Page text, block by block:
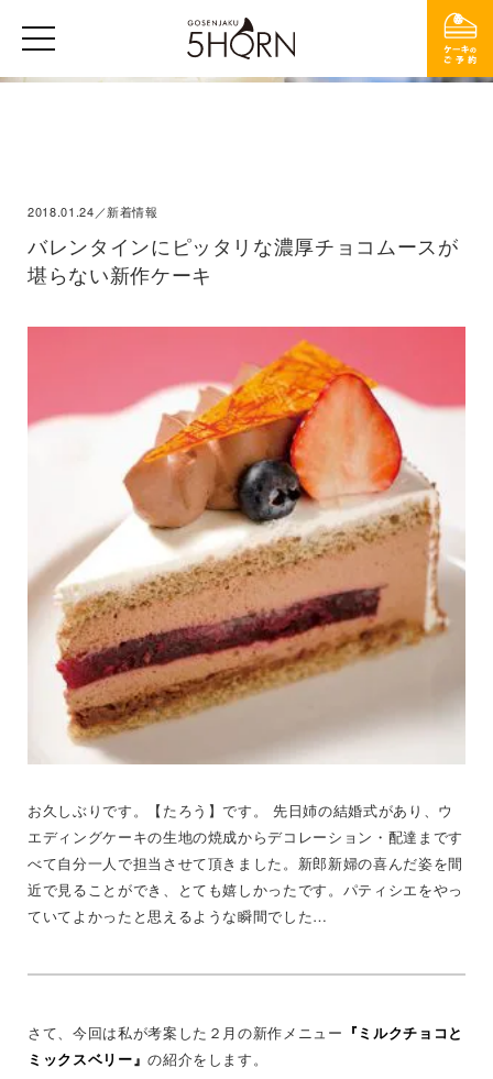
2018.01.24／新着情報
バレンタインにピッタリな濃厚チョコムースが
堪らない新作ケーキ
お久しぶりです。【たろう】です。 先日姉の結婚式があり、ウ
エディングケーキの生地の焼成からデコレーション・配達まです
べて自分一人で担当させて頂きました。新郎新婦の喜んだ姿を間
近で見ることができ、とても嬉しかったです。パティシエをやっ
ていてよかったと思えるような瞬間でした…
さて、今回は私が考案した２月の新作メニュー 『ミルクチョコと
ミックスベリー』の紹介をします。